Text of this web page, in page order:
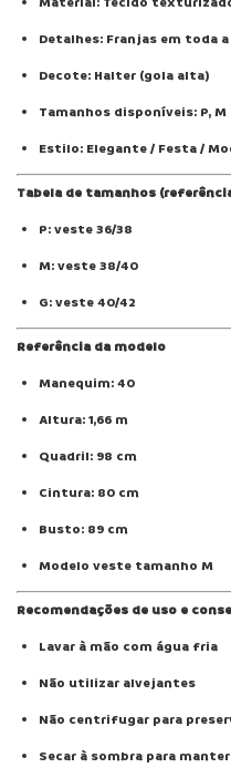
Detalhes: Franjas em toda
Decote: Halter (gola alta)
Tamanhos disponíveis: P, M
Estilo: Elegante / Festa /
Tabela de tamanhos
P: veste 36/38
M: veste 38/40
G: veste 40/42
Referência da modelo
Manequim: 40
Altura: 1,66 m
Quadril: 98 cm
Cintura: 80 cm
Busto: 89 cm
Modelo veste tamanho M
Recomendações de uso e
Lavar à mão com água fria
Não utilizar alvejantes
Não centrifugar para
Secar à sombra para